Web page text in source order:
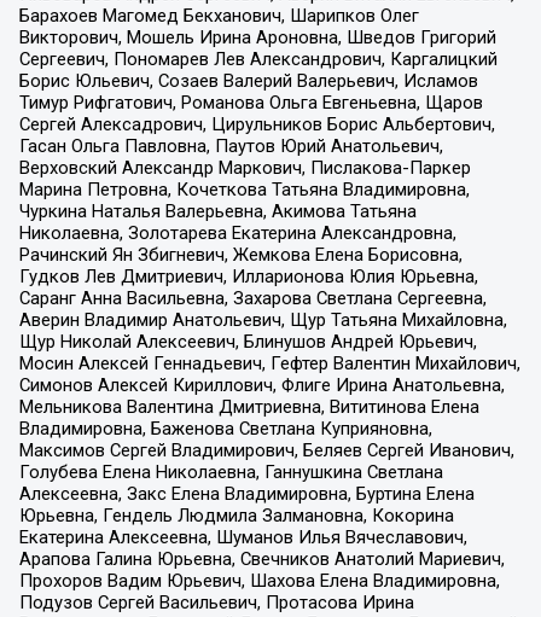
Барахоев Магомед Бекханович, Шарипков Олег
Викторович, Мошель Ирина Ароновна, Шведов Григорий
Сергеевич, Пономарев Лев Александрович, Каргалицкий
Борис Юльевич, Созаев Валерий Валерьевич, Исламов
Тимур Рифгатович, Романова Ольга Евгеньевна, Щаров
Сергей Алексадрович, Цирульников Борис Альбертович,
Гасан Ольга Павловна, Паутов Юрий Анатольевич,
Верховский Александр Маркович, Пислакова-Паркер
Марина Петровна, Кочеткова Татьяна Владимировна,
Чуркина Наталья Валерьевна, Акимова Татьяна
Николаевна, Золотарева Екатерина Александровна,
Рачинский Ян Збигневич, Жемкова Елена Борисовна,
Гудков Лев Дмитриевич, Илларионова Юлия Юрьевна,
Саранг Анна Васильевна, Захарова Светлана Сергеевна,
Аверин Владимир Анатольевич, Щур Татьяна Михайловна,
Щур Николай Алексеевич, Блинушов Андрей Юрьевич,
Мосин Алексей Геннадьевич, Гефтер Валентин Михайлович,
Симонов Алексей Кириллович, Флиге Ирина Анатольевна,
Мельникова Валентина Дмитриевна, Вититинова Елена
Владимировна, Баженова Светлана Куприяновна,
Максимов Сергей Владимирович, Беляев Сергей Иванович,
Голубева Елена Николаевна, Ганнушкина Светлана
Алексеевна, Закс Елена Владимировна, Буртина Елена
Юрьевна, Гендель Людмила Залмановна, Кокорина
Екатерина Алексеевна, Шуманов Илья Вячеславович,
Арапова Галина Юрьевна, Свечников Анатолий Мариевич,
Прохоров Вадим Юрьевич, Шахова Елена Владимировна,
Подузов Сергей Васильевич, Протасова Ирина